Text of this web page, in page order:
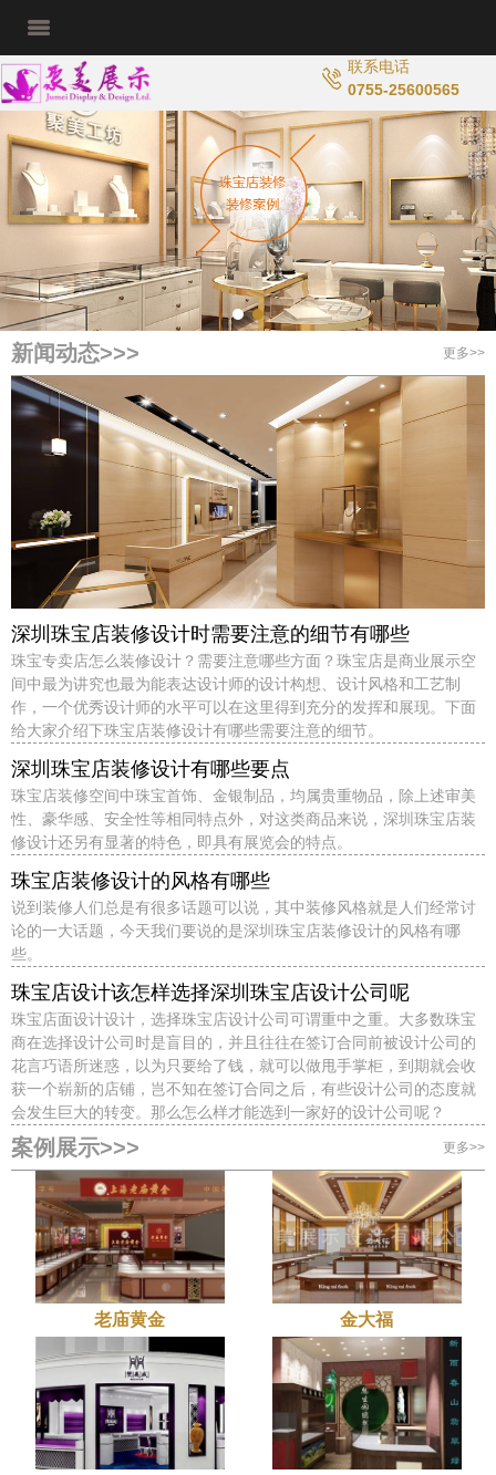
联系电话
0755-25600565
新闻动态>>> 更多>>
深圳珠宝店装修设计时需要注意的细节有哪些
珠宝专卖店怎么装修设计？需要注意哪些方面？珠宝店是商业展示空
间中最为讲究也最为能表达设计师的设计构想、设计风格和工艺制
作，一个优秀设计师的水平可以在这里得到充分的发挥和展现。下面
给大家介绍下珠宝店装修设计有哪些需要注意的细节。
深圳珠宝店装修设计有哪些要点
珠宝店装修空间中珠宝首饰、金银制品，均属贵重物品，除上述审美
性、豪华感、安全性等相同特点外，对这类商品来说，深圳珠宝店装
修设计还另有显著的特色，即具有展览会的特点。
珠宝店装修设计的风格有哪些
说到装修人们总是有很多话题可以说，其中装修风格就是人们经常讨
论的一大话题，今天我们要说的是深圳珠宝店装修设计的风格有哪
些。
珠宝店设计该怎样选择深圳珠宝店设计公司呢
珠宝店面设计设计，选择珠宝店设计公司可谓重中之重。大多数珠宝
商在选择设计公司时是盲目的，并且往往在签订合同前被设计公司的
花言巧语所迷惑，以为只要给了钱，就可以做甩手掌柜，到期就会收
获一个崭新的店铺，岂不知在签订合同之后，有些设计公司的态度就
会发生巨大的转变。那么怎么样才能选到一家好的设计公司呢？
案例展示>>> 更多>>
老庙黄金 金大福